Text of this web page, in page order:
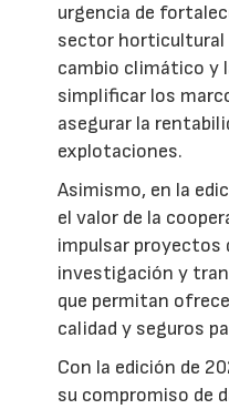
urgencia de
sector horticultural
cambio climático y
simplificar los
asegurar la
explotaciones.
Asimismo, en la
el valor de la
impulsar proyectos
investigación y
que permitan
calidad y seguros
Con la edición de
su compromiso de